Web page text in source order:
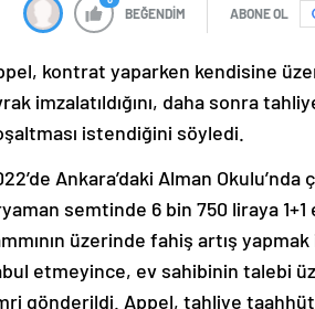
BEĞENDİM ABONE OL
kontrat yaparken kendisine
imzalatıldığını, daha sonra
istendiğini söyledi.
Ankara’daki Alman
semtinde 6 bin 750 liraya
üzerinde fahiş artış
etmeyince, ev sahibinin talebi
gönderildi. Appel, tahliye